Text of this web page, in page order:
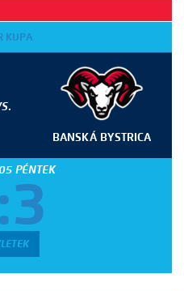
KUPA
BANSKÁ BYSTRICA
PÉNTEK